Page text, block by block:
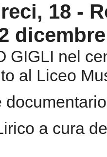
18 -
GIGLI nel
al Liceo
a cura